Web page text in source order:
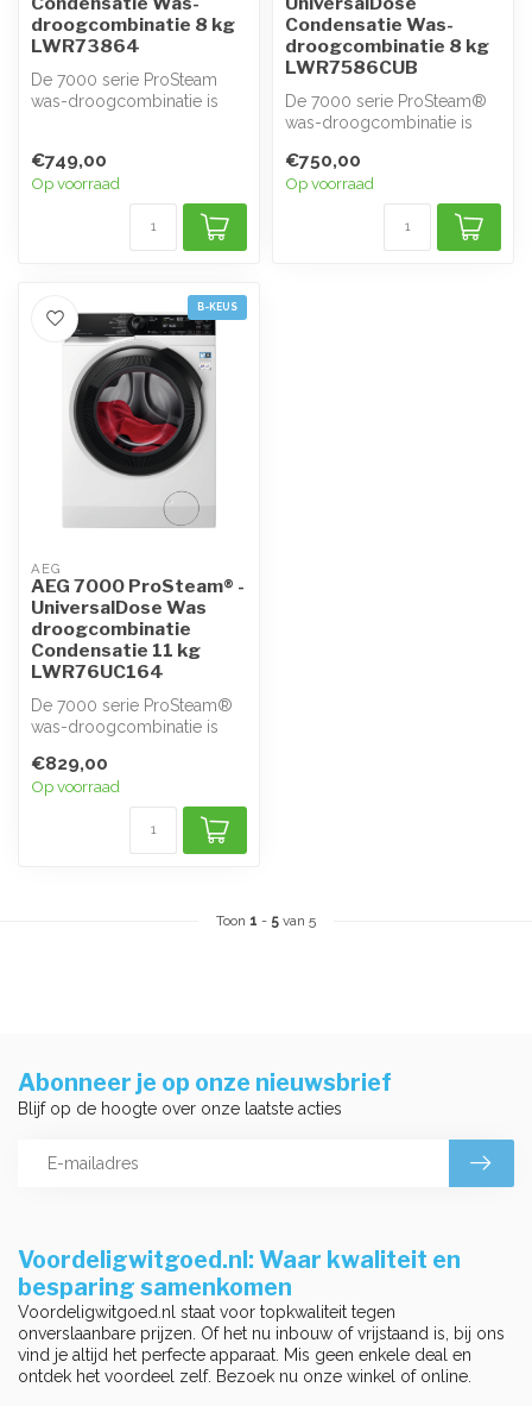
droogcombinatie 8 kg
LWR73864
De 7000 serie ProSteam
was-droogcombinatie is
€749,00
Op voorraad
Condensatie Was-
droogcombinatie 8 kg
LWR7586CUB
De 7000 serie ProSteam®
was-droogcombinatie is
waspro...
€750,00
Op voorraad
B-KEUS
AEG
AEG 7000 ProSteam® -
UniversalDose Was
droogcombinatie
Condensatie 11 kg
LWR76UC164
De 7000 serie ProSteam®
was-droogcombinatie is
waspro...
€829,00
Op voorraad
Toon 1 - 5 van 5
Voordeligwitgoed.nl: Waar kwaliteit en
besparing samenkomen
Voordeligwitgoed.nl staat voor topkwaliteit tegen
onverslaanbare prijzen. Of het nu inbouw of vrijstaand is, bij ons
vind je altijd het perfecte apparaat. Mis geen enkele deal en
ontdek het voordeel zelf. Bezoek nu onze winkel of online.
Abonneer je op onze nieuwsbrief
Blijf op de hoogte over onze laatste acties